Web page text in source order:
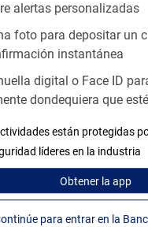
alertas personalizadas
foto para depositar un
instantánea
digital o Face ID
dondequiera que esté
están protegidas
líderes en la industria
Obtenerla app
Los productos de inversión y
No Están
No